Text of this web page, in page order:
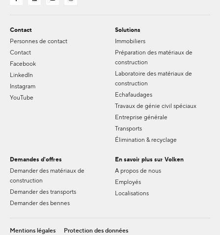
Contact
Personnes de contact
Contact
Facebook
LinkedIn
Instagram
YouTube
Solutions
Immobiliers
Préparation des matériaux de
construction
Laboratoire des matériaux de
construction
Echafaudages
Travaux de génie civil spéciaux
Entreprise générale
Transports
Élimination & recyclage
Demandes d'offres
Demander des matériaux de
construction
Demander des transports
Demander des bennes
En savoir plus sur Volken
A propos de nous
Employés
Localisations
Mentions légales Protection des données